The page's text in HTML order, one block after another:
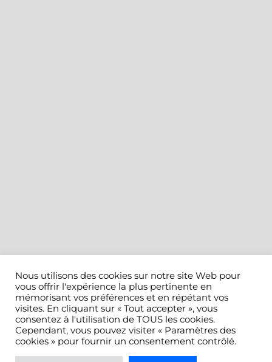
Nous utilisons des cookies sur notre site Web pour
vous offrir l'expérience la plus pertinente en
mémorisant vos préférences et en répétant vos
visites. En cliquant sur « Tout accepter », vous
consentez à l'utilisation de TOUS les cookies.
Cependant, vous pouvez visiter « Paramètres des
cookies » pour fournir un consentement contrôlé.